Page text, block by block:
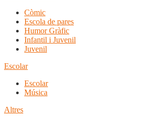
Còmic
Escola de pares
Humor Gràfic
Infantil i Juvenil
Juvenil
Escolar
Escolar
Música
Altres